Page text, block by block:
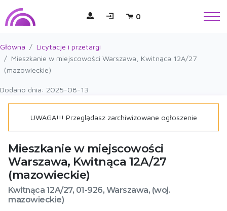
0
Główna
Licytacje i przetargi
Mieszkanie w miejscowości Warszawa, Kwitnąca 12A/27
(mazowieckie)
Dodano dnia: 2025-08-13
UWAGA!!! Przeglądasz zarchiwizowane ogłoszenie
Mieszkanie w miejscowości
Warszawa, Kwitnąca 12A/27
(mazowieckie)
Kwitnąca 12A/27, 01-926, Warszawa, (woj.
mazowieckie)